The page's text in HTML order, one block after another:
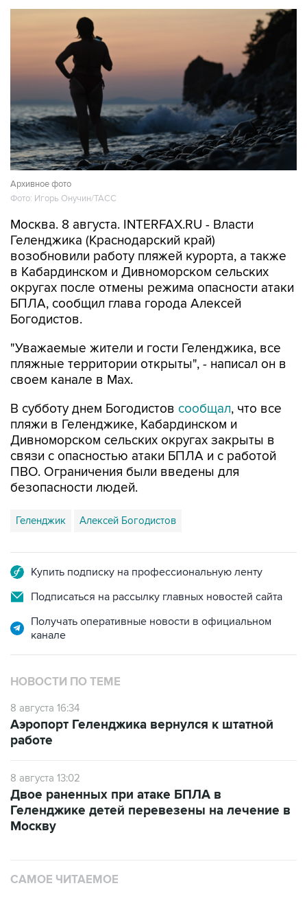
Архивное фото
Фото: Игорь Онучин/ТАСС
Москва. 8 августа. INTERFAX.RU - Власти
Геленджика (Краснодарский край)
возобновили работу пляжей курорта, а также
в Кабардинском и Дивноморском сельских
округах после отмены режима опасности атаки
БПЛА, сообщил глава города Алексей
Богодистов.
"Уважаемые жители и гости Геленджика, все
пляжные территории открыты", - написал он в
своем канале в Max.
В субботу днем Богодистов сообщал, что все
пляжи в Геленджике, Кабардинском и
Дивноморском сельских округах закрыты в
связи с опасностью атаки БПЛА и с работой
ПВО. Ограничения были введены для
безопасности людей.
Геленджик Алексей Богодистов
Купить подписку на профессиональную ленту
Подписаться на рассылку главных новостей сайта
Получать оперативные новости в официальном
канале
НОВОСТИ ПО ТЕМЕ
8 августа 16:34
Аэропорт Геленджика вернулся к штатной
работе
8 августа 13:02
Двое раненных при атаке БПЛА в
Геленджике детей перевезены на лечение в
Москву
САМОЕ ЧИТАЕМОЕ